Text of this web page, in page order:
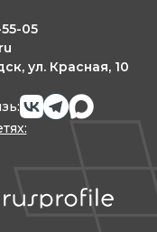
05
ул. Красная, 10